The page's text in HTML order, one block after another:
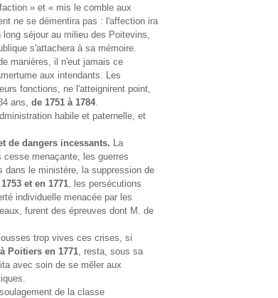
» et « mis le comble aux
ne se démentira pas : l'affection ira
séjour au milieu des Poitevins,
s'attachera à sa mémoire.
manières, il n'eut jamais ce
aux intendants. Les
fonctions, ne l'atteignirent point,
ans, de 1751 à 1784.
habile et paternelle, et
de dangers incessants. La
menaçante, les guerres
le ministère, la suppression de
et en 1771, les persécutions
individuelle menacée par les
furent des épreuves dont M. de
trop vives ces crises, si
Poitiers en 1771, resta, sous sa
avec soin de se mêler aux
de la classe